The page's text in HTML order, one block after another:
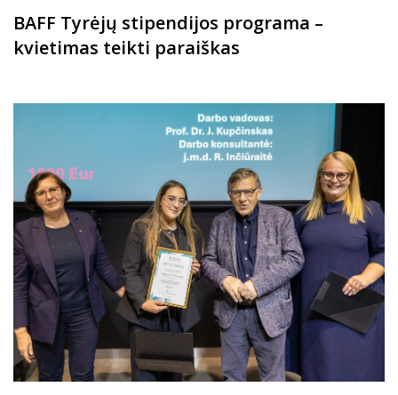
BAFF Tyrėjų stipendijos programa –
kvietimas teikti paraiškas